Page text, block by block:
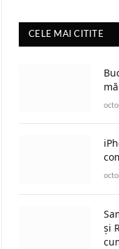
CELE MAI CITITE
și